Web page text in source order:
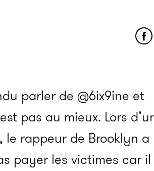
parler de @6ix9ine et
pas au mieux. Lors
le rappeur de Brooklyn a
payer les victimes car il